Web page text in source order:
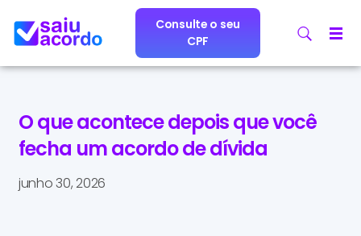
Consulte o seu
CPF
O que acontece depois que você
fecha um acordo de dívida
junho 30, 2026